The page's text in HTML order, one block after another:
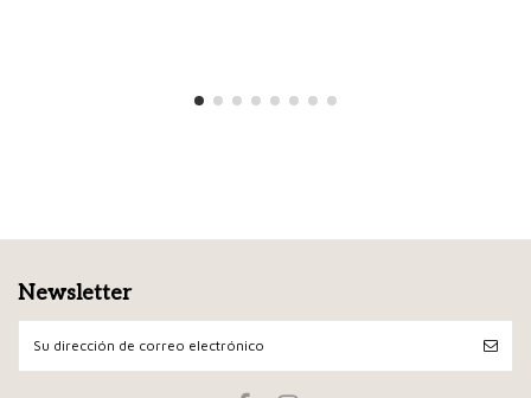
Newsletter